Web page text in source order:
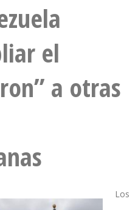
el
a otras
Los